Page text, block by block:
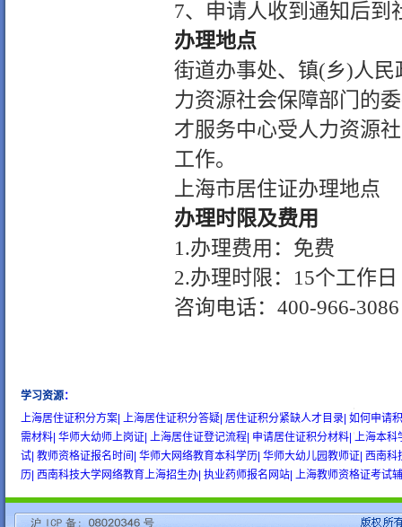
7、申请人收到通知后到
办理地点
街道办事处、镇(乡)人
力资源社会保障部门的
才服务中心受人力资源
工作。
上海市居住证办理地点
办理时限及费用
1.办理费用：免费
2.办理时限： 15个工作日
咨询电话：400-966-3086
学习资源：
上海居住证积分方案| 上海居住证积分答疑| 居住证积分紧缺人才目录| 如何申请
需材料| 华师大幼师上岗证| 上海居住证登记流程| 申请居住证积分材料| 上海本科
试| 教师资格证报名时间| 华师大网络教育本科学历| 华师大幼儿园教师证| 西南科
历| 西南科技大学网络教育上海招生办| 执业药师报名网站| 上海教师资格证考试